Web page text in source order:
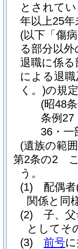
とされて
年以上25
(以下「傷
る部分以
退職に係
による退
く。)の規
(昭48
条例27
36・一
(遺族の範
第2条の2
う。
(1)
配偶者
関係と同
(2)
子、
としてそ
(3)
前号